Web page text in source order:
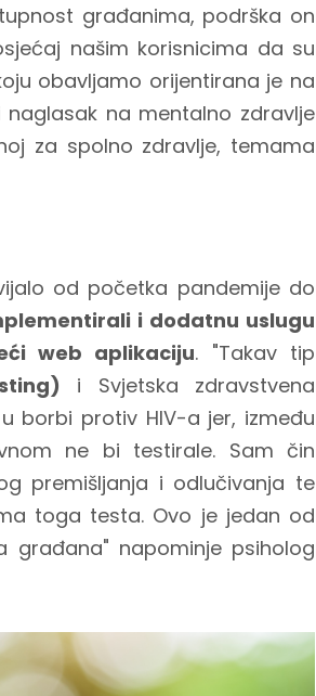
građanima, podrška on
našim korisnicima da su
obavljamo orijentirana je na
na mentalno zdravlje
za spolno zdravlje, temama
od početka pandemije do
i dodatnu uslugu
web aplikaciju. "Takav tip
i Svjetska zdravstvena
borbi protiv HIV-a jer, između
ne bi testirale. Sam čin
premišljanja i odlučivanja te
toga testa. Ovo je jedan od
napominje psiholog